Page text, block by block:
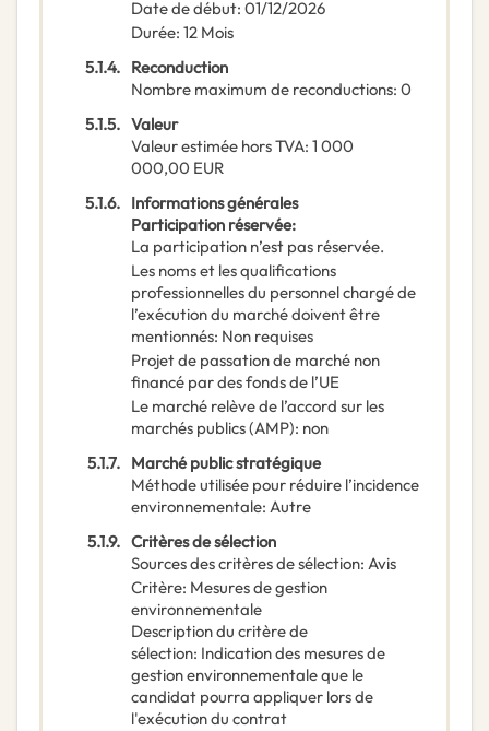
Date de début: 01/12/2026
Durée: 12 Mois
5.1.4. Reconduction
Nombre maximum de reconductions: 0
5.1.5. Valeur
Valeur estimée hors TVA: 1 000
000,00 EUR
5.1.6. Informations générales
Participation réservée:
La participation n’est pas réservée.
Les noms et les qualifications
professionnelles du personnel chargé de
l’exécution du marché doivent être
mentionnés: Non requises
Projet de passation de marché non
financé par des fonds de l’UE
Le marché relève de l’accord sur les
marchés publics (AMP): non
5.1.7. Marché public stratégique
Méthode utilisée pour réduire l’incidence
environnementale: Autre
5.1.9. Critères de sélection
Sources des critères de sélection: Avis
Critère: Mesures de gestion
environnementale
Description du critère de
sélection: Indication des mesures de
gestion environnementale que le
candidat pourra appliquer lors de
l'exécution du contrat